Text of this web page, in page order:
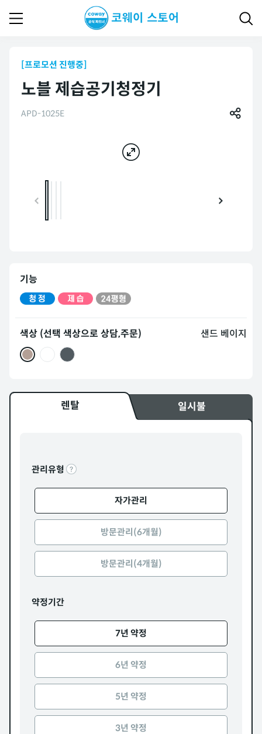
[프로모션 진행중]
노블 제습공기청정기
APD-1025E
기능
색상 (선택 색상으로 상담,주문) 샌드 베이지
렌탈 일시불
관리유형
자가관리
방문관리(6개월)
방문관리(4개월)
약정기간
7년 약정
6년 약정
5년 약정
3년 약정